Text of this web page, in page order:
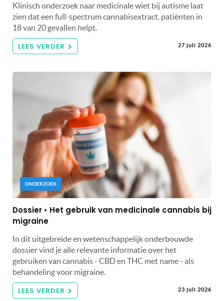
Klinisch onderzoek naar medicinale wiet bij autisme laat
zien dat een full-spectrum cannabisextract, patiënten in
18 van 20 gevallen helpt.
LEES VERDER 27 juli 2026
ONDERZOEK
Dossier • Het gebruik van medicinale cannabis bij
migraine
In dit uitgebreide en wetenschappelijk onderbouwde
dossier vind je alle relevante informatie over het
gebruiken van cannabis - CBD en THC met name - als
behandeling voor migraine.
LEES VERDER 23 juli 2026